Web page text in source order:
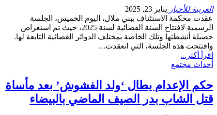
العربية للأخبار يناير 23, 2025
عقدت محكمة الاستئناف ببني ملال، اليوم الخميس، الجلسة
الرسمية لافتتاح السنة القضائية لسنة 2025، حيث تم استعراض
حصيلة أنشطتها وتلك الخاصة بمختلف الدوائر القضائية التابعة لها.
وافتتحت هذه الجلسة، التي انعقدت…
اقرأ أكثر...
أحداث مجتمع
حكم الإعدام يطال ‘ولد الفشوش’ بعد مأساة
قتل الشاب بدر الصيف الماضي بالبيضاء